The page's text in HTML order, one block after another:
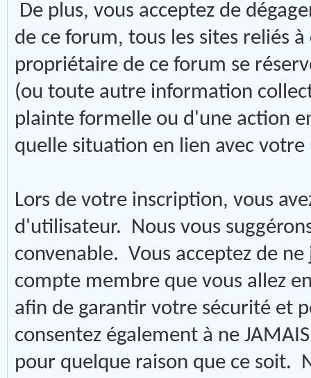
De plus, vous acceptez de
de ce forum, tous les sites reliés
propriétaire de ce forum se
(ou toute autre information
plainte formelle ou d'une action
quelle situation en lien avec
Lors de votre inscription, vous
d'utilisateur. Nous vous
convenable. Vous acceptez de
compte membre que vous allez
afin de garantir votre sécurité et
consentez également à ne
pour quelque raison que ce soit.